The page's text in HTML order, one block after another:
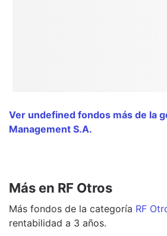
Ver undefined fondos más de la
Management S.A.
Más en RF Otros
Más fondos de la categoría RF
rentabilidad a 3 años.